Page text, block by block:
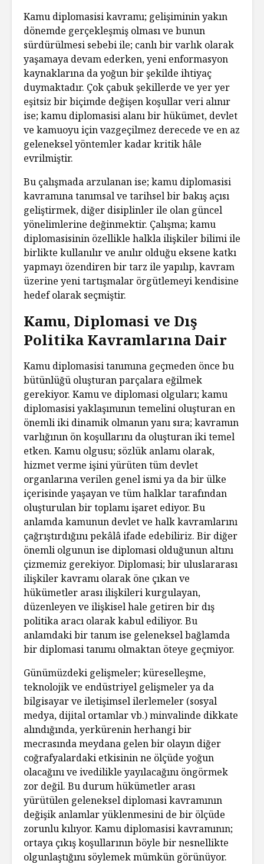
Kamu diplomasisi kavramı; gelişiminin yakın
dönemde gerçekleşmiş olması ve bunun
sürdürülmesi sebebi ile; canlı bir varlık olarak
yaşamaya devam ederken, yeni enformasyon
kaynaklarına da yoğun bir şekilde ihtiyaç
duymaktadır. Çok çabuk şekillerde ve yer yer
eşitsiz bir biçimde değişen koşullar veri alınır
ise; kamu diplomasisi alanı bir hükümet, devlet
ve kamuoyu için vazgeçilmez derecede ve en az
geleneksel yöntemler kadar kritik hâle
evrilmiştir.
Bu çalışmada arzulanan ise; kamu diplomasisi
kavramına tanımsal ve tarihsel bir bakış açısı
geliştirmek, diğer disiplinler ile olan güncel
yönelimlerine değinmektir. Çalışma; kamu
diplomasisinin özellikle halkla ilişkiler bilimi ile
birlikte kullanılır ve anılır olduğu eksene katkı
yapmayı özendiren bir tarz ile yapılıp, kavram
üzerine yeni tartışmalar örgütlemeyi kendisine
hedef olarak seçmiştir.
Kamu, Diplomasi ve Dış
Politika Kavramlarına Dair
Kamu diplomasisi tanımına geçmeden önce bu
bütünlüğü oluşturan parçalara eğilmek
gerekiyor. Kamu ve diplomasi olguları; kamu
diplomasisi yaklaşımının temelini oluşturan en
önemli iki dinamik olmanın yanı sıra; kavramın
varlığının ön koşullarını da oluşturan iki temel
etken. Kamu olgusu; sözlük anlamı olarak,
hizmet verme işini yürüten tüm devlet
organlarına verilen genel ismi ya da bir ülke
içerisinde yaşayan ve tüm halklar tarafından
oluşturulan bir toplamı işaret ediyor. Bu
anlamda kamunun devlet ve halk kavramlarını
çağrıştırdığını pekâlâ ifade edebiliriz. Bir diğer
önemli olgunun ise diplomasi olduğunun altını
çizmemiz gerekiyor. Diplomasi; bir uluslararası
ilişkiler kavramı olarak öne çıkan ve
hükümetler arası ilişkileri kurgulayan,
düzenleyen ve ilişkisel hale getiren bir dış
politika aracı olarak kabul ediliyor. Bu
anlamdaki bir tanım ise geleneksel bağlamda
bir diplomasi tanımı olmaktan öteye geçmiyor.
Günümüzdeki gelişmeler; küreselleşme,
teknolojik ve endüstriyel gelişmeler ya da
bilgisayar ve iletişimsel ilerlemeler (sosyal
medya, dijital ortamlar vb.) minvalinde dikkate
alındığında, yerkürenin herhangi bir
mecrasında meydana gelen bir olayın diğer
coğrafyalardaki etkisinin ne ölçüde yoğun
olacağını ve ivedilikle yayılacağını öngörmek
zor değil. Bu durum hükümetler arası
yürütülen geleneksel diplomasi kavramının
değişik anlamlar yüklenmesini de bir ölçüde
zorunlu kılıyor. Kamu diplomasisi kavramının;
ortaya çıkış koşullarının böyle bir nesnellikte
olgunlaştığını söylemek mümkün görünüyor.